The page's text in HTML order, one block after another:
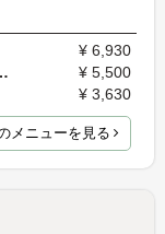
¥ 6,930
グラデーション）
¥ 5,500
¥ 3,630
メニューを見る